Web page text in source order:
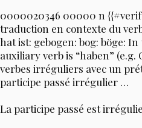
0000020346 00000 n
traduction en contexte du
hat ist: gebogen: bog: böge:
auxiliary verb is “haben” (e.g.
verbes irréguliers avec un
participe passé irrégulier …
La participe passé est